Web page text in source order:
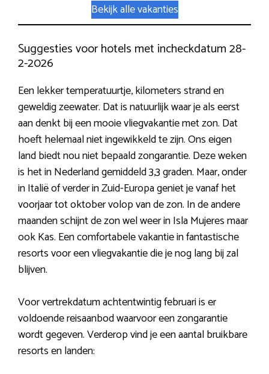
Bekijk alle vakanties
Suggesties voor hotels met incheckdatum 28-
2-2026
Een lekker temperatuurtje, kilometers strand en
geweldig zeewater. Dat is natuurlijk waar je als eerst
aan denkt bij een mooie vliegvakantie met zon. Dat
hoeft helemaal niet ingewikkeld te zijn. Ons eigen
land biedt nou niet bepaald zongarantie. Deze weken
is het in Nederland gemiddeld 3,3 graden. Maar, onder
in Italië of verder in Zuid-Europa geniet je vanaf het
voorjaar tot oktober volop van de zon. In de andere
maanden schijnt de zon wel weer in Isla Mujeres maar
ook Kas. Een comfortabele vakantie in fantastische
resorts voor een vliegvakantie die je nog lang bij zal
blijven.
Voor vertrekdatum achtentwintig februari is er
voldoende reisaanbod waarvoor een zongarantie
wordt gegeven. Verderop vind je een aantal bruikbare
resorts en landen: